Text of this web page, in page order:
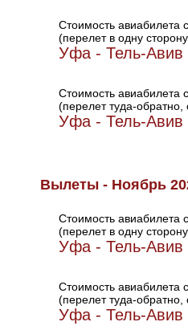
Стоимость авиабилета
(перелет в одну
Уфа - Тель-Авив
Стоимость авиабилета
(перелет туда-
Уфа - Тель-Авив
Вылеты - Ноябрь
Стоимость авиабилета
(перелет в одну
Уфа - Тель-Авив
Стоимость авиабилета
(перелет туда-
Уфа - Тель-Авив